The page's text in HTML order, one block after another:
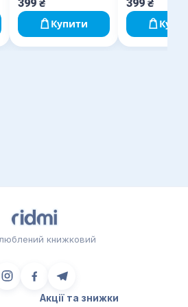
399 ₴
Купити
399 ₴
книжковий
Акції та знижки